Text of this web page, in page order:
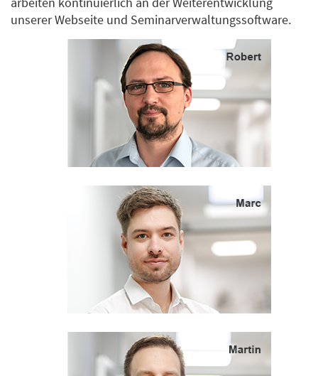
unserer Webseite und Seminarverwaltungssoftware.